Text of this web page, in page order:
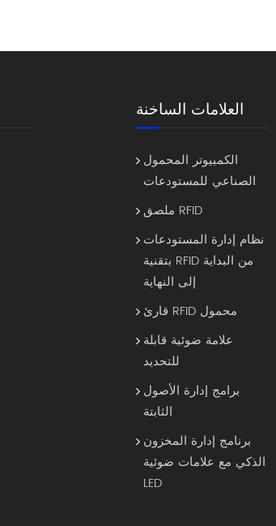
العلامات الساخنة
الكمبيوتر المحمول
الصناعي للمستودعات
ملصق RFID
نظام إدارة المستودعات
بتقنية RFID من البداية
إلى النهاية
قارئ RFID محمول
علامة ضوئية قابلة
للتحديد
برامج إدارة الأصول
الثابتة
برنامج إدارة المخزون
الذكي مع علامات ضوئية
LED